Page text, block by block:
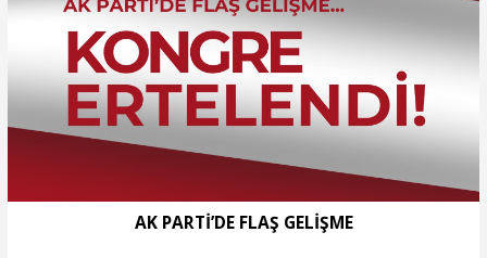
AK PARTİ’DE FLAŞ GELİŞME